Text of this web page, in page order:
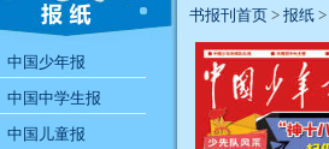
中国少年报
中国中学生报
中国儿童报
书报刊首页 > 报纸 >